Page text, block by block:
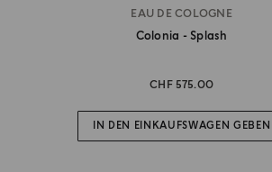
EAU DE COLOGNE
Colonia - Splash
CHF 575.00
IN DEN EINKAUFSWAGEN GEBEN